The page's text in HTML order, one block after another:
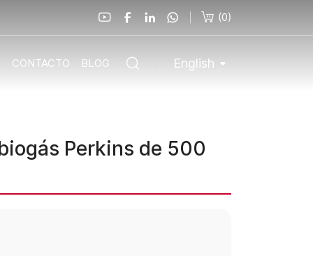
(0)
English
CONTACTO BLOG
Perkins de 500